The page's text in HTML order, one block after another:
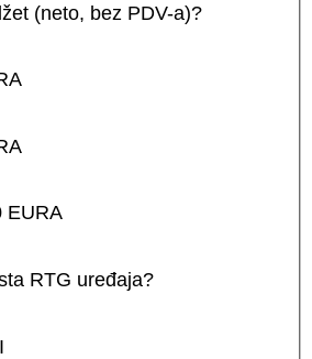
(neto, bez PDV-a)?
EURA
RTG uređaja?